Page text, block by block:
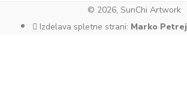
© 2026, SunChi Artwork
Izdelava spletne strani: Marko Petrej